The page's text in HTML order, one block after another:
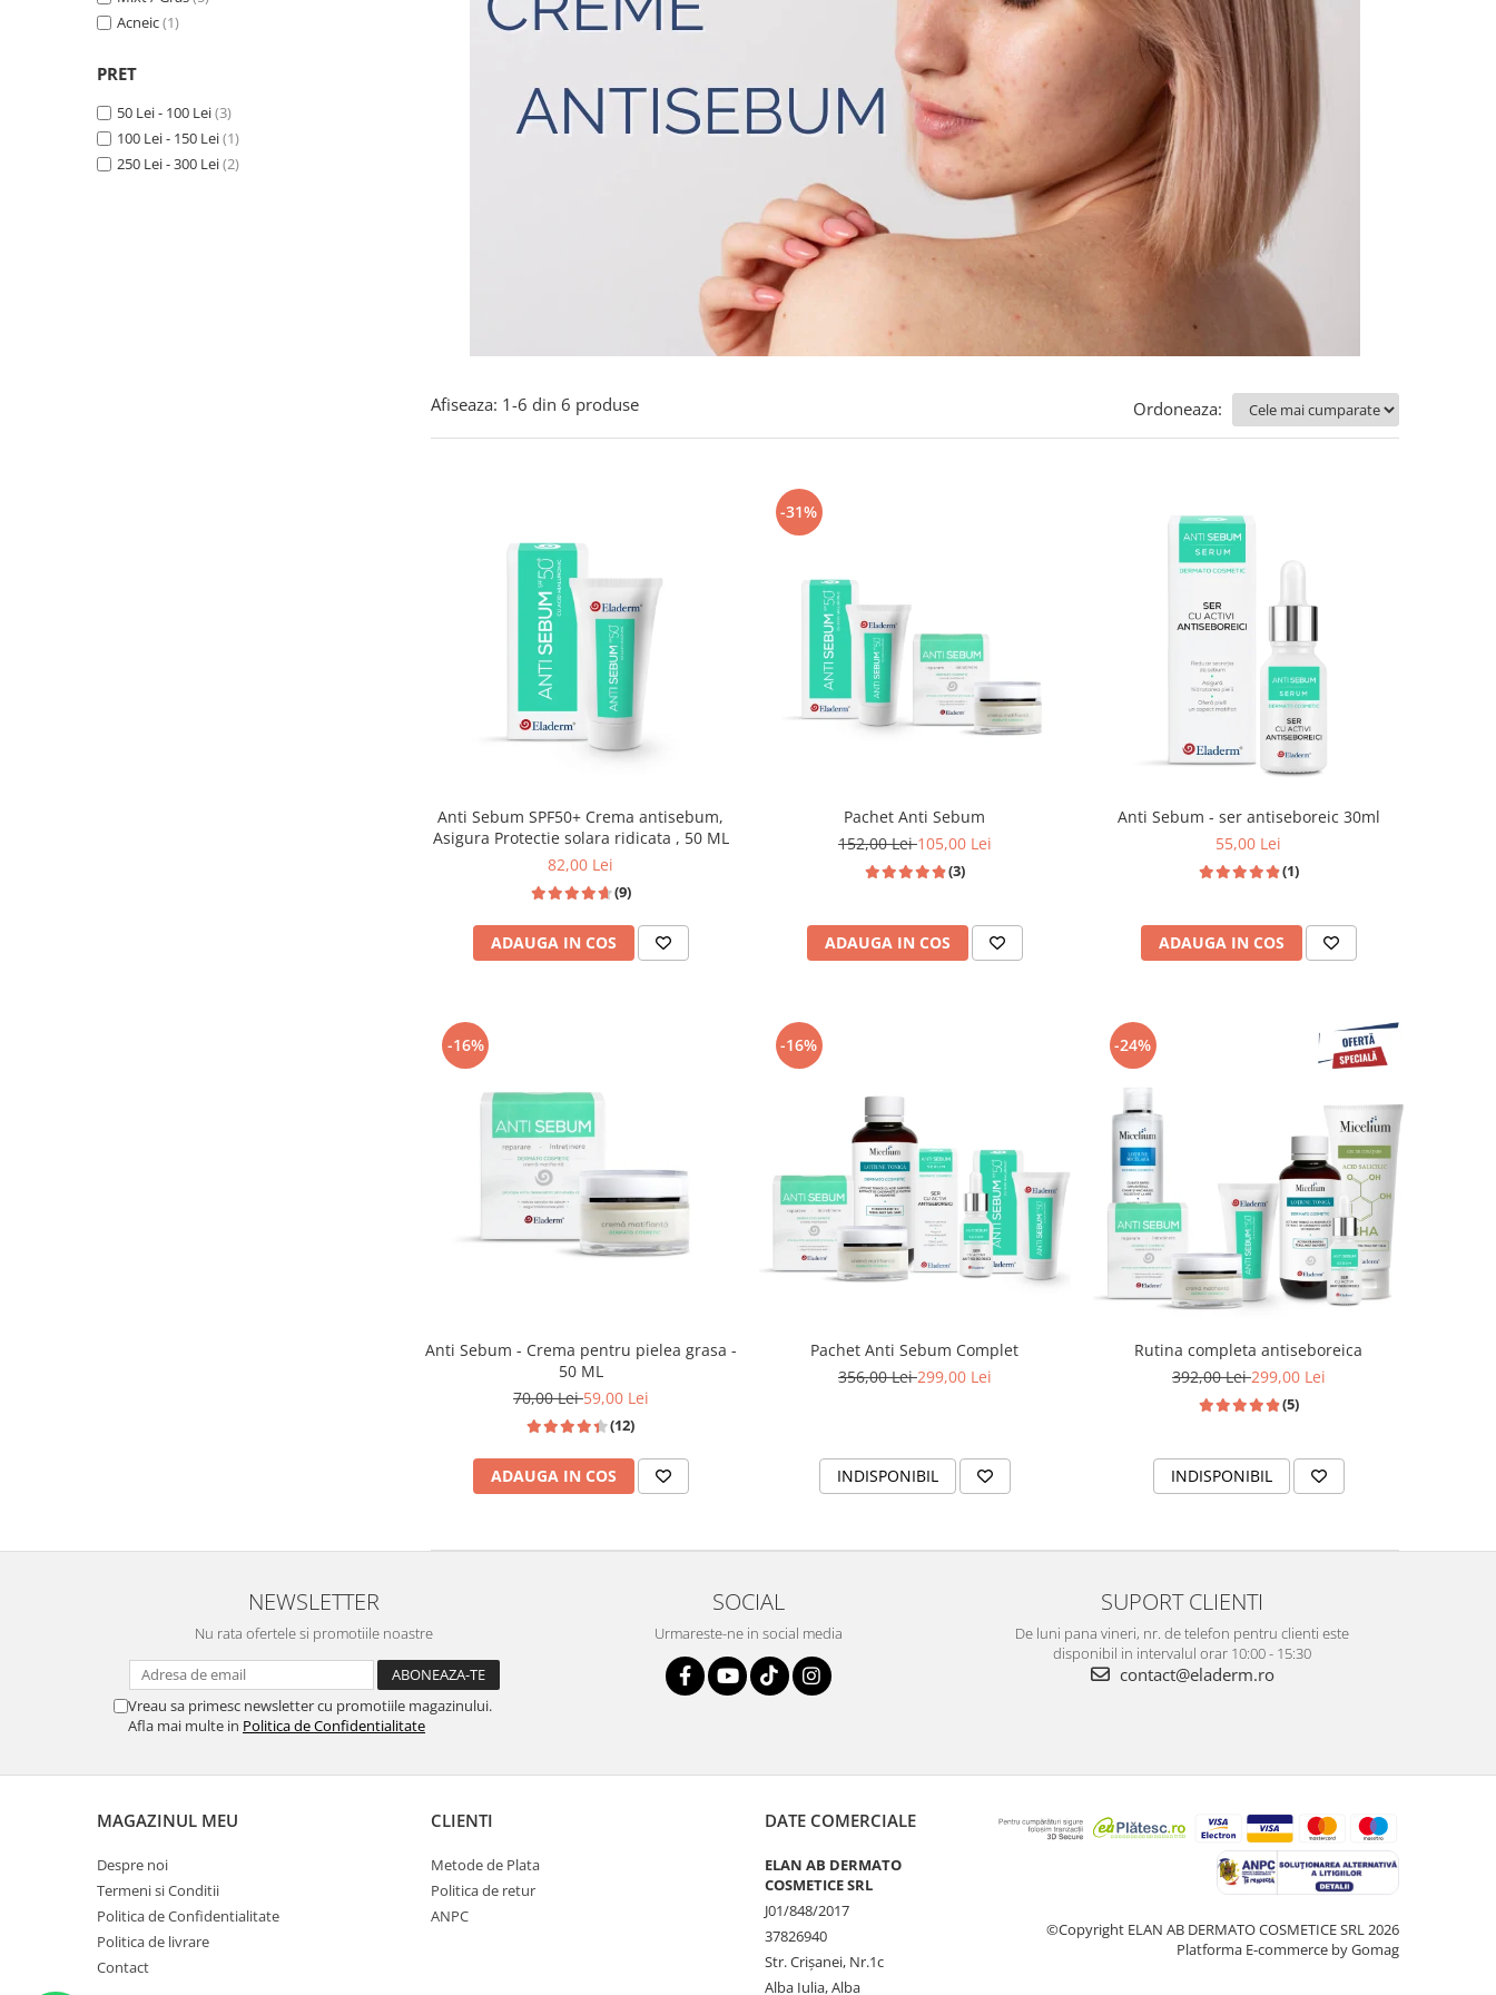
Produse pentru curatare
Produse pentru pete pigmentare
Evidence skincare
Acneic(1)
PRET
50 Lei - 100 Lei(3)
100 Lei - 150 Lei(1)
250 Lei - 300 Lei(2)
Afiseaza: 1-6 din 6 produse Ordoneaza:
Anti Sebum SPF50+ Crema antisebum,
Asigura Protectie solara ridicata , 50 ML
82,00 Lei
(9)
ADAUGA IN COS
-31%
Pachet Anti Sebum
152,00 Lei105,00 Lei
(3)
ADAUGA IN COS
Anti Sebum - ser antiseboreic 30ml
55,00 Lei
(1)
ADAUGA IN COS
-16%
Anti Sebum - Crema pentru pielea grasa -
50 ML
70,00 Lei59,00 Lei
(12)
ADAUGA IN COS
-16%
Pachet Anti Sebum Complet
356,00 Lei299,00 Lei
INDISPONIBIL
-24%
Rutina completa antiseboreica
392,00 Lei299,00 Lei
(5)
INDISPONIBIL
NEWSLETTER
Nu rata ofertele si promotiile noastre
Vreau sa primesc newsletter cu promotiile magazinului.
Afla mai multe in Politica de Confidentialitate
SOCIAL
Urmareste-ne in social media
SUPORT CLIENTI
De luni pana vineri, nr. de telefon pentru clienti este
disponibil in intervalul orar 10:00 - 15:30
contact@eladerm.ro
MAGAZINUL MEU
Despre noi
Termeni si Conditii
Politica de Confidentialitate
Politica de livrare
Contact
CLIENTI
Metode de Plata
Politica de retur
ANPC
DATE COMERCIALE
ELAN AB DERMATO
COSMETICE SRL
J01/848/2017
37826940
Str. Crişanei, Nr.1c
Alba Iulia, Alba
©Copyright ELAN AB DERMATO COSMETICE SRL 2026
Platforma E-commerce by Gomag